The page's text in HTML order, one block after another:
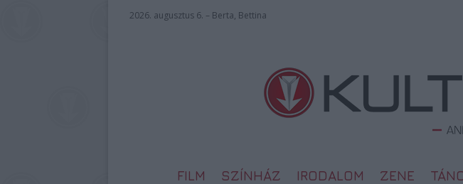
2026. augusztus 6. – Berta, Bettina
FILM SZÍNHÁZ IRODALOM ZENE